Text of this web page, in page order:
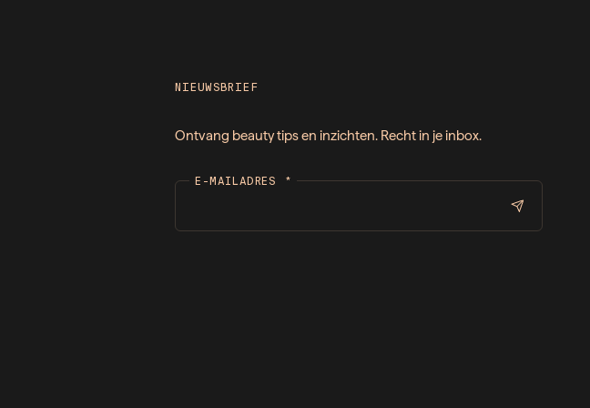
NIEUWSBRIEF
Ontvang beauty tips en inzichten. Recht in je inbox.
E-MAILADRES *